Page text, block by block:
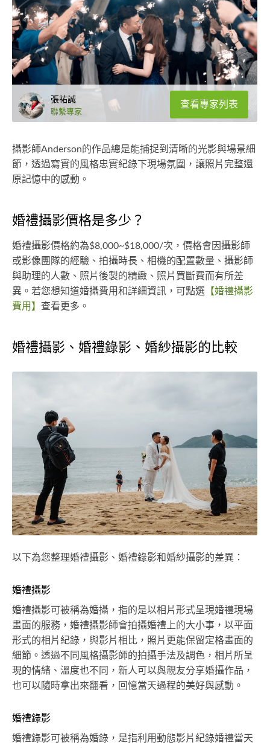
張祐誠
聯繫專家
查看專家列表
攝影師Anderson的作品總是能捕捉到清晰的光影與場景細
節，透過寫實的風格忠實紀錄下現場氛圍，讓照片完整還
原記憶中的感動。
婚禮攝影價格是多少？
婚禮攝影價格約為$8,000~$18,000/次，價格會因攝影師
或影像團隊的經驗、拍攝時長、相機的配置數量、攝影師
與助理的人數、照片後製的精緻、照片買斷費而有所差
異。若您想知道婚攝費用和詳細資訊，可點選 【婚禮攝影
費用】 查看更多。
婚禮攝影、婚禮錄影、婚紗攝影的比較
以下為您整理婚禮攝影、婚禮錄影和婚紗攝影的差異：
婚禮攝影
婚禮攝影可被稱為婚攝，指的是以相片形式呈現婚禮現場
畫面的服務，婚禮攝影師會拍攝婚禮上的大小事，以平面
形式的相片紀錄，與影片相比，照片更能保留定格畫面的
細節。透過不同風格攝影師的拍攝手法及調色，相片所呈
現的情緒、溫度也不同，新人可以與親友分享婚攝作品，
也可以隨時拿出來翻看，回憶當天過程的美好與感動。
婚禮錄影
婚禮錄影可被稱為婚錄，是指利用動態影片紀錄婚禮當天